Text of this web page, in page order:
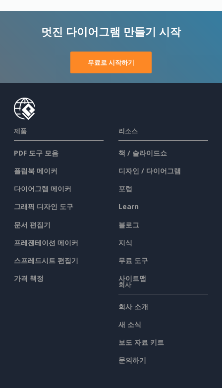
멋진 다이어그램 만들기 시작
무료로 시작하기
제품
PDF 도구 모음
플립북 메이커
다이어그램 메이커
그래픽 디자인 도구
문서 편집기
프레젠테이션 메이커
스프레드시트 편집기
가격 책정
리소스
책 / 슬라이드쇼
디자인 / 다이어그램
포럼
Learn
블로그
지식
무료 도구
사이트맵
회사
회사 소개
새 소식
보도 자료 키트
문의하기